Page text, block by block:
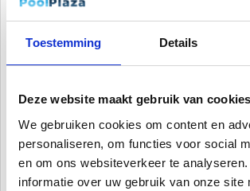
Toestemming Details
Deze website maakt gebruik van cookies
We gebruiken cookies om content en
personaliseren, om functies voor social
en om ons websiteverkeer te
informatie over uw gebruik van onze site
TW: 6 wit- en blauwtinten, aansturing via
Kunststofbehuizing
Spectra DVS lamp
QuickConnectTM kit met Clips Nut
Retrofit kit PAR56-niche (enkel 170mm)
Het verschil tussen Adagio Pro en Spectra DVS